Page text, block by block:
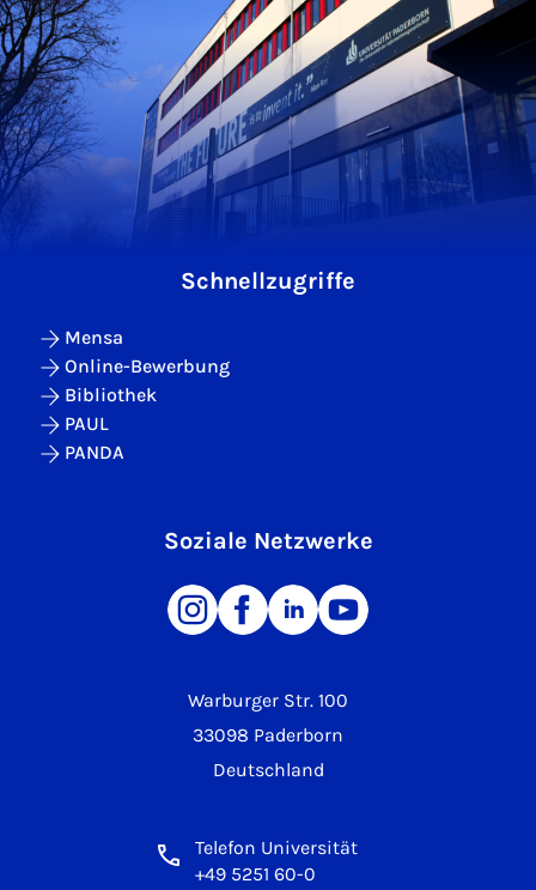
Warburger Str. 100
33098 Paderborn
Deutschland
Telefon Universität
+49 5251 60-0
Schnellzugriffe
Mensa
Online-Bewerbung
Bibliothek
PAUL
PANDA
Soziale Netzwerke